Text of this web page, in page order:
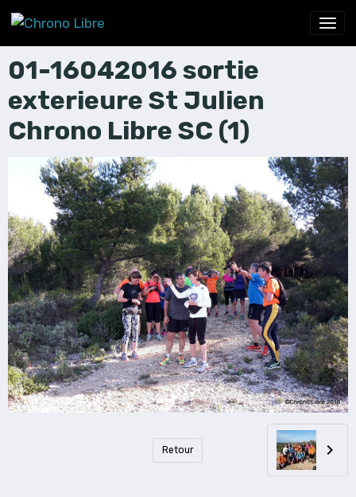
01-16042016 sortie
exterieure St Julien
Chrono Libre SC (1)
Retour